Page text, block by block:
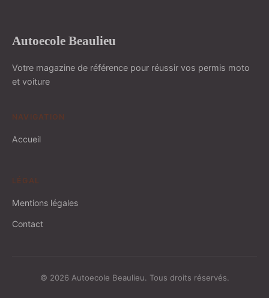
Autoecole Beaulieu
Votre magazine de référence pour réussir vos permis moto
et voiture
NAVIGATION
Accueil
LÉGAL
Mentions légales
Contact
© 2026 Autoecole Beaulieu. Tous droits réservés.